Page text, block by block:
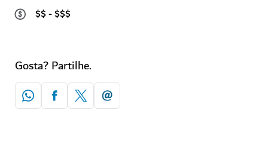
$$ - $$$
Gosta? Partilhe.